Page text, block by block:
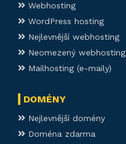
Webhosting
WordPress hosting
Nejlevnější webhosting
Neomezený webhosting
Mailhosting (e-maily)
DOMÉNY
Nejlevnější domény
Doména zdarma